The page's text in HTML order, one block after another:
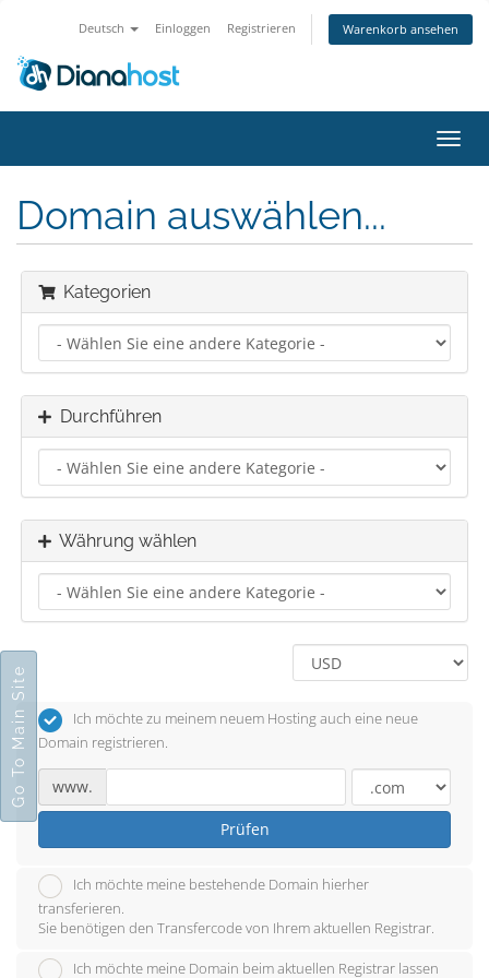
Deutsch Einloggen Registrieren Warenkorb ansehen
ein-/
Domain auswählen...
Kategorien
Durchführen
Währung wählen
Ich möchte zu meinem neuem Hosting auch eine neue
Domain registrieren.
www.
Prüfen
Ich möchte meine bestehende Domain hierher
transferieren.
Sie benötigen den Transfercode von Ihrem aktuellen Registrar.
Ich möchte meine Domain beim aktuellen Registrar lassen
Go To Main Site